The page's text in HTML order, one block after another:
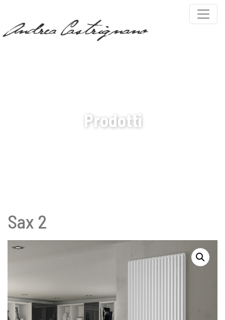
Prodotti
Sax 2